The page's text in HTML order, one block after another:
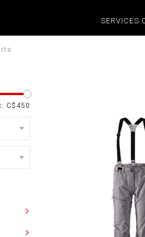
SERVICES
C$ 450